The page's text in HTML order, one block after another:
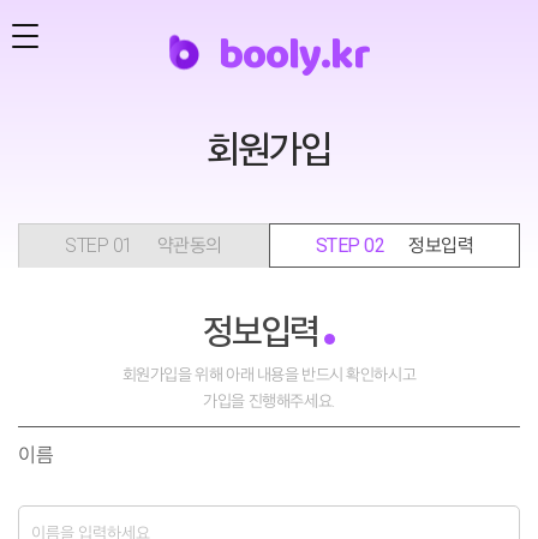
booly.kr
회원가입
STEP 01 약관동의 STEP 02 정보입력
정보입력
회원가입을 위해 아래 내용을 반드시 확인하시고
가입을 진행해주세요.
이름